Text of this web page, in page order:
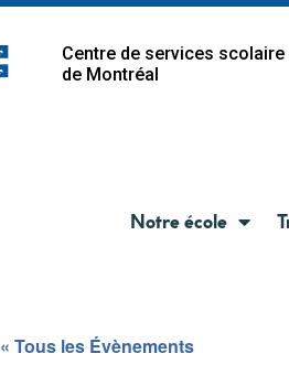
Centre de services scolaire
de Montréal
Notre école
« Tous les Évènements